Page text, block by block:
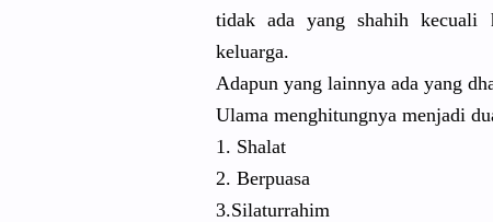
tidak ada yang shahih kecuali
keluarga.
Adapun yang lainnya ada yang
Ulama menghitungnya menjadi
1. Shalat
2. Berpuasa
3.Silaturrahim